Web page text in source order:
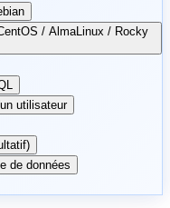
/ AlmaLinux / Rocky
utilisateur
de données